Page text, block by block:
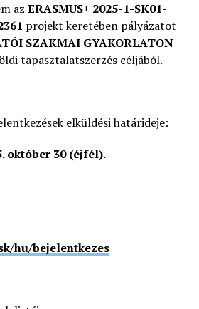
az ERASMUS+ 2025-1-SK01-
projekt keretében pályázatot
SZAKMAI GYAKORLATON
tapasztalatszerzés céljából.
elküldési határideje:
október 30 (éjfél).
hu/bejelentkezes